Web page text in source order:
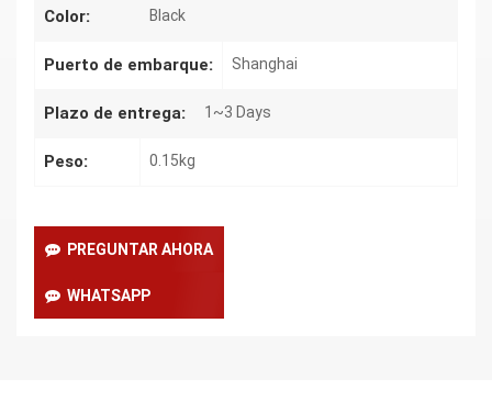
Color: Black
Puerto de embarque: Shanghai
Plazo de entrega: 1~3 Days
Peso: 0.15kg
PREGUNTAR AHORA
WHATSAPP